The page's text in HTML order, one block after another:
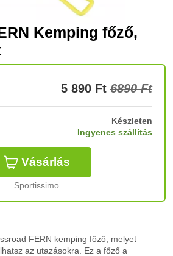
Kemping főző,
5 890 Ft 6890 Ft
Készleten
Ingyenes szállítás
Vásárlás
Sportissimo
FERN kemping főző, melyet
az utazásokra. Ez a főző a